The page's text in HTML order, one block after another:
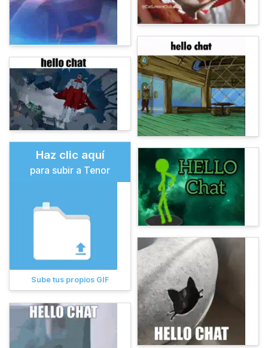
Haz clic aquí
para subir a Tenor
Sube tus propios GIF